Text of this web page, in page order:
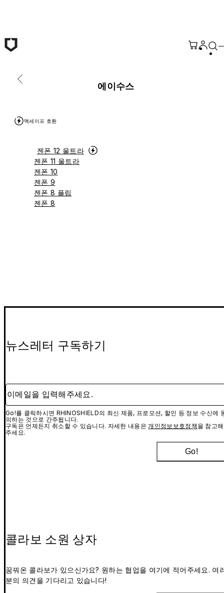
에이수스
맥세이프 호환
젠폰 12 울트라
젠폰 11 울트라
젠폰 10
젠폰 9
젠폰 8 플립
젠폰 8
뉴스레터 구독하기
이메일을 입력해주세요.
Go!를 클릭하시면 RHINOSHIELD의 최신 제품, 프로모션, 할인 등 정보 수신에
의하는 것으로 간주됩니다.
구독은 언제든지 취소할 수 있습니다. 자세한 내용은 개인정보보호정책을 참고해
주세요.
Go!
콜라보 소원 상자
꿈꿔온 콜라보가 있으신가요? 원하는 협업을 여기에 적어주세요. 여
분의 의견을 기다리고 있습니다!